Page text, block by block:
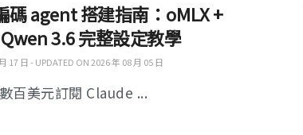
碼 agent 搭建指南：oMLX +
3.6 完整設定教學
17 日 - UPDATED ON 2026 年 08 月 05 日
百美元訂閱 Claude ...